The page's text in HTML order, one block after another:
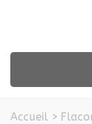
Accueil >